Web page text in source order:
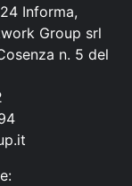
Informa,
Group srl
n. 5 del